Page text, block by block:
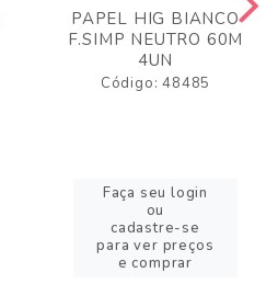
PAPEL HIG BIANCO
F.SIMP NEUTRO 60M
4UN
Código: 48485
Faça seu login
ou
cadastre-se
para ver preços
e comprar